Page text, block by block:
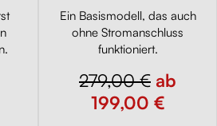
Ein Basismodell, das auch
ohne Stromanschluss
funktioniert.
279,00 € ab
199,00 €